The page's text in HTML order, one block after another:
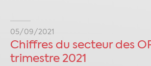
05/09/2021
Chiffres du secteur des
trimestre 2021